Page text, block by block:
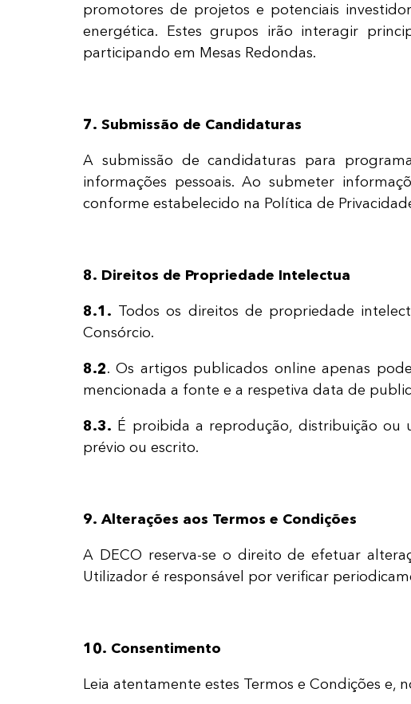
promotores de projetos e potenciais
energética. Estes grupos irão interagir
participando em Mesas Redondas.
7. Submissão de Candidaturas
A submissão de candidaturas para
informações pessoais. Ao submeter
conforme estabelecido na Política de
8. Direitos de Propriedade Intelectua
8.1. Todos os direitos de propriedade
Consórcio.
8.2. Os artigos publicados online apenas
mencionada a fonte e a respetiva data de
8.3. É proibida a reprodução, distribuição ou
prévio ou escrito.
9. Alterações aos Termos e Condições
A DECO reserva-se o direito de efetuar
Utilizador é responsável por verificar
10. Consentimento
Leia atentamente estes Termos e Condições e,